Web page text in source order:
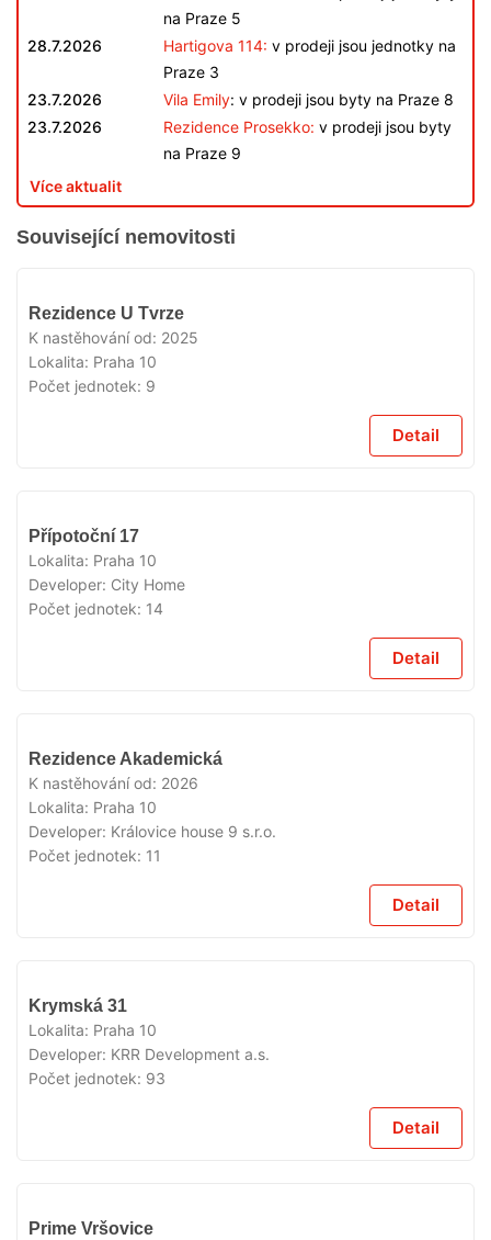
na Praze 5
28.7.2026
Hartigova 114: v prodeji jsou jednotky na
Praze 3
23.7.2026
Vila Emily: v prodeji jsou byty na Praze 8
23.7.2026
Rezidence Prosekko: v prodeji jsou byty
na Praze 9
Více aktualit
Související nemovitosti
Rezidence U Tvrze
K nastěhování od: 2025
Lokalita: Praha 10
Počet jednotek: 9
Detail
Přípotoční 17
Lokalita: Praha 10
Developer: City Home
Počet jednotek: 14
Detail
Rezidence Akademická
K nastěhování od: 2026
Lokalita: Praha 10
Developer: Královice house 9 s.r.o.
Počet jednotek: 11
Detail
Krymská 31
Lokalita: Praha 10
Developer: KRR Development a.s.
Počet jednotek: 93
Detail
Prime Vršovice